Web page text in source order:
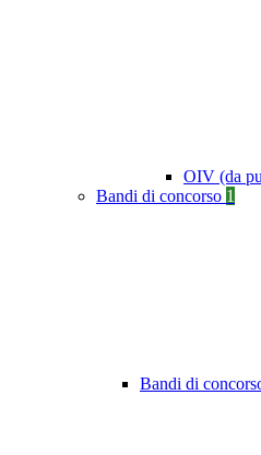
OIV (da
Bandi di concorso 1
Bandi di